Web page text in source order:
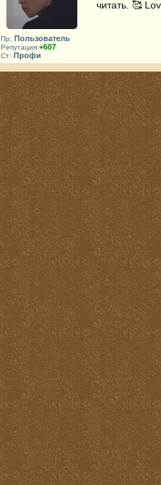
Пр: Пользователь
Репутация:+607
Ст: Профи
читать. 🥰